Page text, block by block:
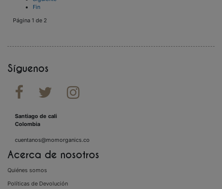
Fin
Página 1 de 2
Síguenos
  
Santiago de cali
Colombia
cuentanos@momorganics.co
Acerca de nosotros
Quiénes somos
Políticas de Devolución